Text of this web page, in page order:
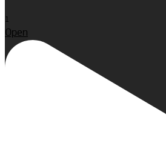
1
Open